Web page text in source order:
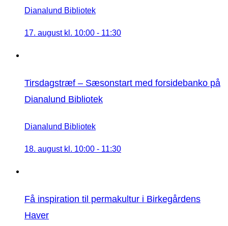
Dianalund Bibliotek
17. august kl. 10:00 - 11:30
Tirsdagstræf – Sæsonstart med forsidebanko på
Dianalund Bibliotek
Dianalund Bibliotek
18. august kl. 10:00 - 11:30
Få inspiration til permakultur i Birkegårdens
Haver